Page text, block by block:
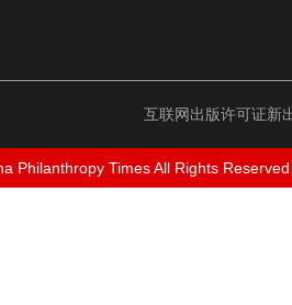
互联网出版许可证新
Philanthropy Times All Rights Reserved